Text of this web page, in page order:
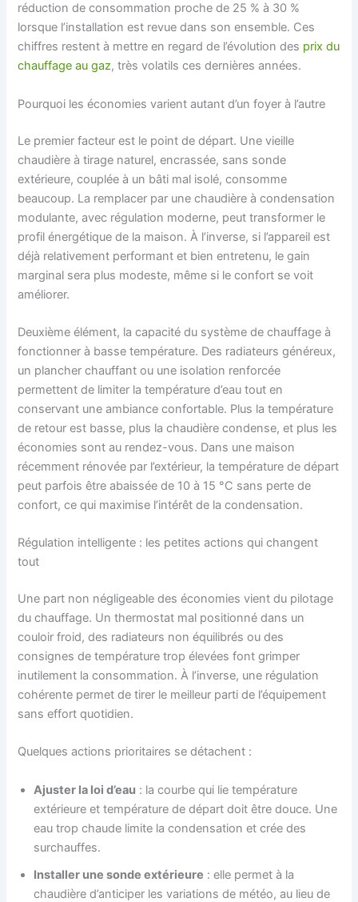
réduction de consommation proche de 25 % à 30 %
lorsque l’installation est revue dans son ensemble. Ces
chiffres restent à mettre en regard de l’évolution des prix du
chauffage au gaz, très volatils ces dernières années.
Pourquoi les économies varient autant d’un foyer à l’autre
Le premier facteur est le point de départ. Une vieille
chaudière à tirage naturel, encrassée, sans sonde
extérieure, couplée à un bâti mal isolé, consomme
beaucoup. La remplacer par une chaudière à condensation
modulante, avec régulation moderne, peut transformer le
profil énergétique de la maison. À l’inverse, si l’appareil est
déjà relativement performant et bien entretenu, le gain
marginal sera plus modeste, même si le confort se voit
améliorer.
Deuxième élément, la capacité du système de chauffage à
fonctionner à basse température. Des radiateurs généreux,
un plancher chauffant ou une isolation renforcée
permettent de limiter la température d’eau tout en
conservant une ambiance confortable. Plus la température
de retour est basse, plus la chaudière condense, et plus les
économies sont au rendez-vous. Dans une maison
récemment rénovée par l’extérieur, la température de départ
peut parfois être abaissée de 10 à 15 °C sans perte de
confort, ce qui maximise l’intérêt de la condensation.
Régulation intelligente : les petites actions qui changent
tout
Une part non négligeable des économies vient du pilotage
du chauffage. Un thermostat mal positionné dans un
couloir froid, des radiateurs non équilibrés ou des
consignes de température trop élevées font grimper
inutilement la consommation. À l’inverse, une régulation
cohérente permet de tirer le meilleur parti de l’équipement
sans effort quotidien.
Quelques actions prioritaires se détachent :
Ajuster la loi d’eau : la courbe qui lie température
extérieure et température de départ doit être douce. Une
eau trop chaude limite la condensation et crée des
surchauffes.
Installer une sonde extérieure : elle permet à la
chaudière d’anticiper les variations de météo, au lieu de